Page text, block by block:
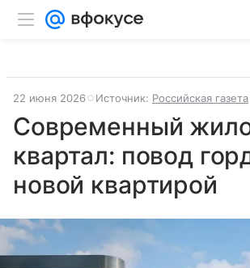
22 июня 2026 Источник: Российская газета
Современный
квартал: повод
новой квартирой